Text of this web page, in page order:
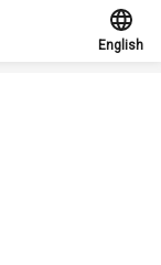
English